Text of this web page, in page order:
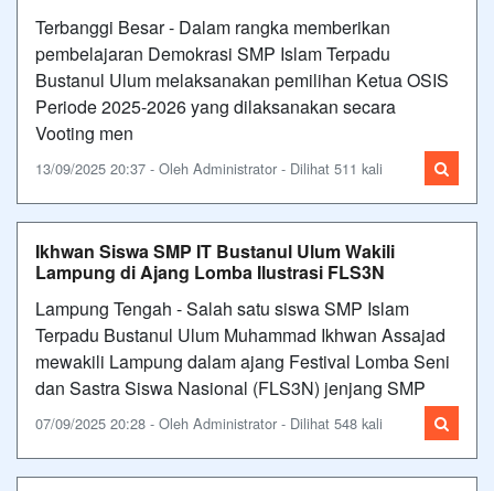
Terbanggi Besar - Dalam rangka memberikan
pembelajaran Demokrasi SMP Islam Terpadu
Bustanul Ulum melaksanakan pemilihan Ketua OSIS
Periode 2025-2026 yang dilaksanakan secara
Vooting men
13/09/2025 20:37 - Oleh Administrator - Dilihat 511 kali
Ikhwan Siswa SMP IT Bustanul Ulum Wakili
Lampung di Ajang Lomba Ilustrasi FLS3N
Lampung Tengah - Salah satu siswa SMP Islam
Terpadu Bustanul Ulum Muhammad Ikhwan Assajad
mewakili Lampung dalam ajang Festival Lomba Seni
dan Sastra Siswa Nasional (FLS3N) jenjang SMP
07/09/2025 20:28 - Oleh Administrator - Dilihat 548 kali